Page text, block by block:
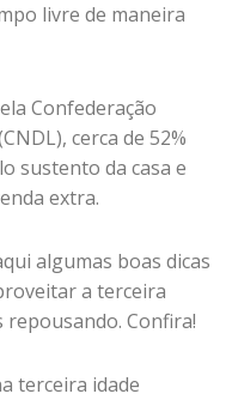
livre de maneira
Confederação
cerca de 52%
sustento da casa e
extra.
algumas boas dicas
a terceira
Confira!
terceira idade